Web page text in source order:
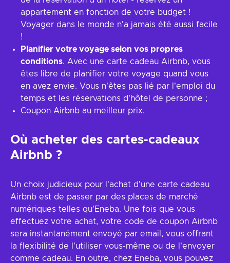
appartement en fonction de votre budget !
Voyager dans le monde n'a jamais été aussi facile
!
Planifier votre voyage selon vos propres
conditions. Avec une carte cadeau Airbnb, vous
êtes libre de planifier votre voyage quand vous
en avez envie. Vous n'êtes pas lié par l'emploi du
temps et les réservations d'hôtel de personne ;
Coupon Airbnb au meilleur prix.
Où acheter des cartes-cadeaux
Airbnb ?
Un choix judicieux pour l'achat d'une carte cadeau
Airbnb est de passer par des places de marché
numériques telles qu'Eneba. Une fois que vous
effectuez votre achat, votre code de coupon Airbnb
sera instantanément envoyé par email, vous offrant
la flexibilité de l'utiliser vous-même ou de l'envoyer
comme cadeau. En outre, chez Eneba, vous pouvez